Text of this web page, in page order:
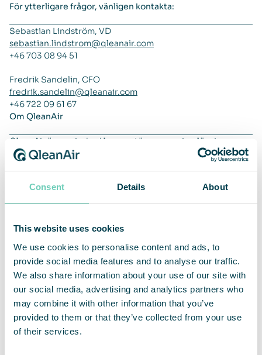
Consent Details About
This website uses cookies
We use cookies to personalise content and ads, to
provide social media features and to analyse our traffic.
We also share information about your use of our site with
our social media, advertising and analytics partners who
may combine it with other information that you’ve
provided to them or that they’ve collected from your use
of their services.
För ytterligare frågor, vänligen kontakta:
Sebastian Lindström, VD
sebastian.lindstrom@qleanair.com
+46 703 08 94 51
Fredrik Sandelin, CFO
fredrik.sandelin@qleanair.com
+46 722 09 61 67
Om QleanAir
QleanAir är en nischad leverantör av premiumlösningar
inom marknaden för luftrening av inomhusmiljöer. Bolagets
affärsmodell baseras på uthyrning av modulbaserade
lösningar är utvecklade på filterteknologi som fångar,
filtrerar och recirkulerar inomhusluft. Verksamhetens
har sitt huvudkontor i Solna i Sverige och aktien handlas på
QAIR. FNCA Sweden är Certified Advisor. Se mer
information på hemsidanqleanair.com.